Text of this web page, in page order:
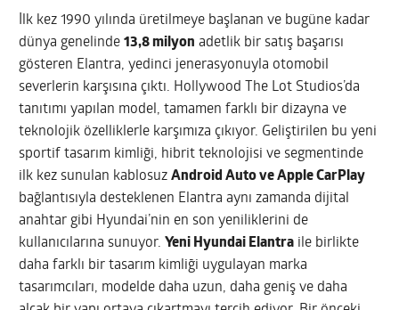
İlk kez 1990 yılında üretilmeye başlanan ve bugüne kadar
dünya genelinde13,8 milyon adetlik bir satış başarısı
gösteren Elantra, yedinci jenerasyonuyla otomobil
severlerin karşısına çıktı. Hollywood The Lot Studios’da
tanıtımı yapılan model, tamamen farklı bir dizayna ve
teknolojik özelliklerle karşımıza çıkıyor. Geliştirilen bu yeni
sportif tasarım kimliği, hibrit teknolojisi ve segmentinde
ilk kez sunulan kablosuzAndroid Auto ve Apple CarPlay
bağlantısıyla desteklenen Elantra aynı zamanda dijital
anahtar gibi Hyundai’nin en son yeniliklerini de
kullanıcılarına sunuyor. Yeni Hyundai Elantra ile birlikte
daha farklı bir tasarım kimliği uygulayan marka
tasarımcıları, modelde daha uzun, daha geniş ve daha